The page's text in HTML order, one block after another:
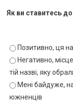
Як ви ставитесь
Позитивно, ця
Негативно,
тій назві, яку
Мені байдуже,
южненців